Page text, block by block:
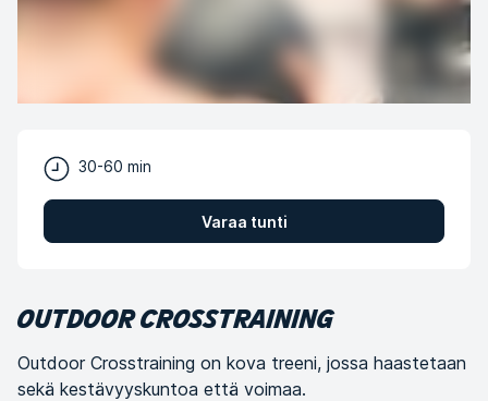
30-60 min
Varaa tunti
OUTDOOR CROSSTRAINING
Outdoor Crosstraining on kova treeni, jossa haastetaan
sekä kestävyyskuntoa että voimaa.